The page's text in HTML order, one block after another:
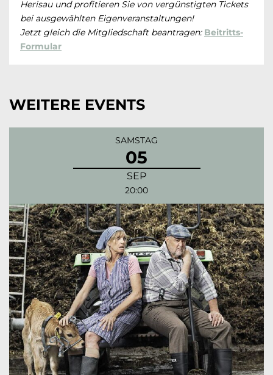
Herisau und profitieren Sie von vergünstigten Tickets
bei ausgewählten Eigenveranstaltungen!
Jetzt gleich die Mitgliedschaft beantragen: Beitritts-
Formular
WEITERE EVENTS
SAMSTAG
05
SEP
20:00